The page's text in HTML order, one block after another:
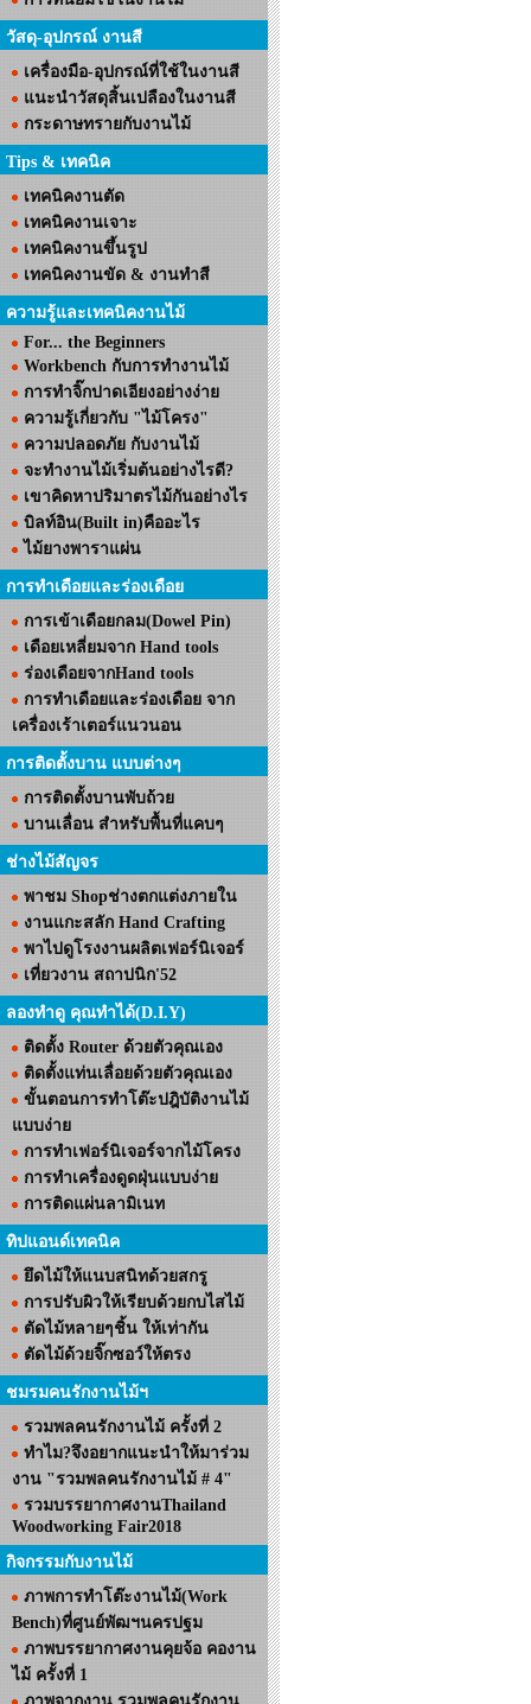
วัสดุ-อุปกรณ์ งานสี
เครื่องมือ-อุปกรณ์ที่ใช้ในงานสี
แนะนำวัสดุสิ้นเปลืองในงานสี
กระดาษทรายกับงานไม้
Tips & เทคนิค
เทคนิคงานตัด
เทคนิคงานเจาะ
เทคนิคงานขึ้นรูป
เทคนิคงานขัด & งานทำสี
ความรู้และเทคนิคงานไม้
For... the Beginners
Workbench กับการทำงานไม้
การทำจิ๊กปาดเอียงอย่างง่าย
ความรู้เกี่ยวกับ "ไม้โครง"
ความปลอดภัย กับงานไม้
จะทำงานไม้เริ่มต้นอย่างไรดี?
เขาคิดหาปริมาตรไม้กันอย่างไร
บิลท์อิน(Built in)คืออะไร
ไม้ยางพาราแผ่น
การทำเดือยและร่องเดือย
การเข้าเดือยกลม(Dowel Pin)
เดือยเหลี่ยมจาก Hand tools
ร่องเดือยจากHand tools
การทำเดือยและร่องเดือย จาก
เครื่องเร้าเตอร์แนวนอน
การติดตั้งบาน แบบต่างๆ
การติดตั้งบานพับถ้วย
บานเลื่อน สำหรับพื้นที่แคบๆ
ช่างไม้สัญจร
พาชม Shopช่างตกแต่งภายใน
งานแกะสลัก Hand Crafting
พาไปดูโรงงานผลิตเฟอร์นิเจอร์
เที่ยวงาน สถาปนิก'52
ลองทำดู คุณทำได้(D.I.Y)
ติดตั้ง Router ด้วยตัวคุณเอง
ติดตั้งแท่นเลื่อยด้วยตัวคุณเอง
ขั้นตอนการทำโต๊ะปฎิบัติงานไม้
แบบง่าย
การทำเฟอร์นิเจอร์จากไม้โครง
การทำเครื่องดูดฝุ่นแบบง่าย
การติดแผ่นลามิเนท
ทิปแอนด์เทคนิค
ยึดไม้ให้แนบสนิทด้วยสกรู
การปรับผิวให้เรียบด้วยกบไสไม้
ตัดไม้หลายๆชิ้น ให้เท่ากัน
ตัดไม้ด้วยจิ๊กซอว์ให้ตรง
ชมรมคนรักงานไม้ฯ
รวมพลคนรักงานไม้ ครั้งที่ 2
ทำไม?จึงอยากแนะนำให้มาร่วม
งาน "รวมพลคนรักงานไม้ # 4"
รวมบรรยากาศงานThailand
Woodworking Fair2018
กิจกรรมกับงานไม้
ภาพการทำโต๊ะงานไม้(Work
Bench)ที่ศูนย์พัฒฯนครปฐม
ภาพบรรยากาศงานคุยจ้อ คองาน
ไม้ ครั้งที่ 1